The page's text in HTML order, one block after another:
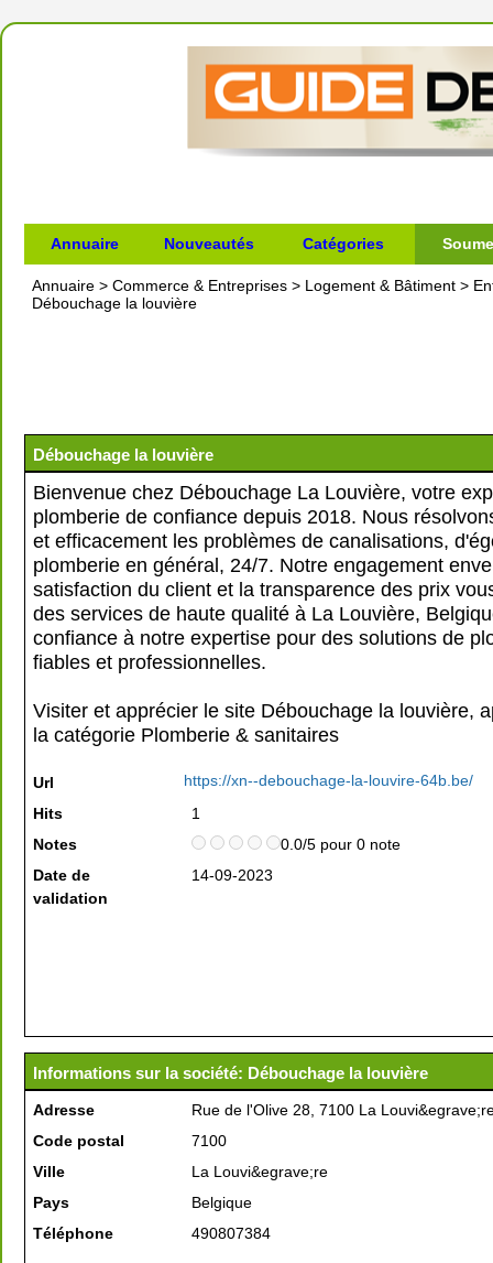
Annuaire Nouveautés Catégories
Annuaire > Commerce & Entreprises > Logement & Bâtiment >
Débouchage la louvière
Débouchage la louvière
Bienvenue chez Débouchage La Louvière, votre
plomberie de confiance depuis 2018. Nous
et efficacement les problèmes de canalisations,
plomberie en général, 24/7. Notre engagement
satisfaction du client et la transparence des prix
des services de haute qualité à La Louvière,
confiance à notre expertise pour des solutions de
fiables et professionnelles.
Visiter et apprécier le site Débouchage la louvière,
la catégorie Plomberie & sanitaires
Url
https://xn--debouchage-la-louvire-64b.be/
Hits
1
Notes
0.0/5 pour 0 note
Date de
validation
14-09-2023
Informations sur la société: Débouchage la louvière
Adresse
Rue de l'Olive 28, 7100 La
Code postal
7100
Ville
La Louvi&egrave;re
Pays
Belgique
Téléphone
490807384